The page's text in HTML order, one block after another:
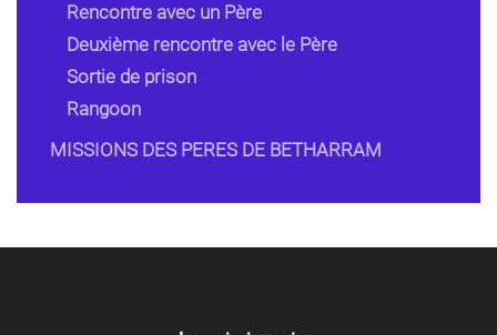
Rencontre avec un Père
Deuxième rencontre avec le Père
Sortie de prison
Rangoon
MISSIONS DES PERES DE BETHARRAM